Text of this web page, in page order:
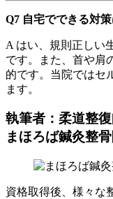
Q7 自宅でできる対
A はい、規則正しい
です。また、首や肩
的です。当院ではセ
ます。
執筆者：柔道整
まほろば鍼灸整
資格取得後、様々な